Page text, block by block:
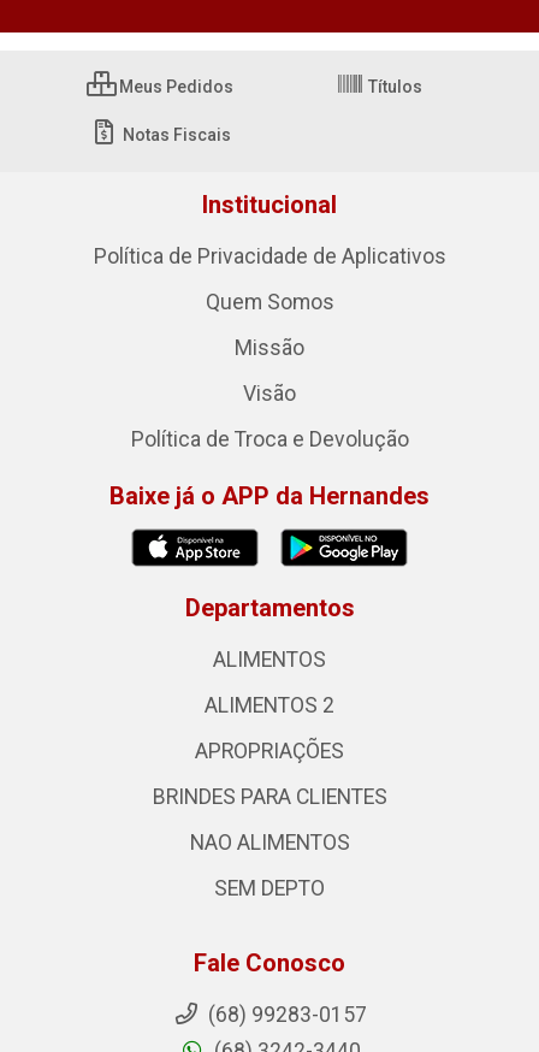
Meus Pedidos Títulos
Notas Fiscais
Institucional
Política de Privacidade de Aplicativos
Quem Somos
Missão
Visão
Política de Troca e Devolução
Baixe já o APP da Hernandes
Departamentos
ALIMENTOS
ALIMENTOS 2
APROPRIAÇÕES
BRINDES PARA CLIENTES
NAO ALIMENTOS
SEM DEPTO
Fale Conosco
(68) 99283-0157